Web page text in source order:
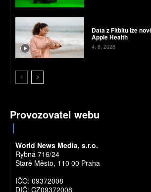
Data z Fitbitu lze
Apple Health
4. 8. 2026
Provozovatel webu
World News Media, s.r.o.
Rybná 716/24
Staré Město, 110 00 Praha
IČO: 09372008
DIČ: CZ09372008